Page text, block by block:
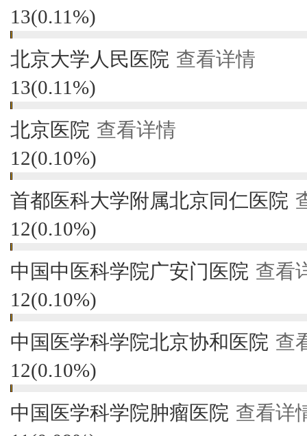
13(0.11%)
北京大学人民医院 查看详情
13(0.11%)
北京医院 查看详情
12(0.10%)
首都医科大学附属北京同仁医院
12(0.10%)
中国中医科学院广安门医院 查看
12(0.10%)
中国医学科学院北京协和医院 查
12(0.10%)
中国医学科学院肿瘤医院 查看详